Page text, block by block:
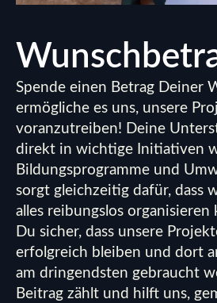
Spende einen Betrag Deiner
ermögliche es uns, unsere
voranzutreiben! Deine
direkt in wichtige Initiativen
Bildungsprogramme und
sorgt gleichzeitig dafür, dass
alles reibungslos organisieren
Du sicher, dass unsere
erfolgreich bleiben und dort
am dringendsten gebraucht
Beitrag zählt und hilft uns,